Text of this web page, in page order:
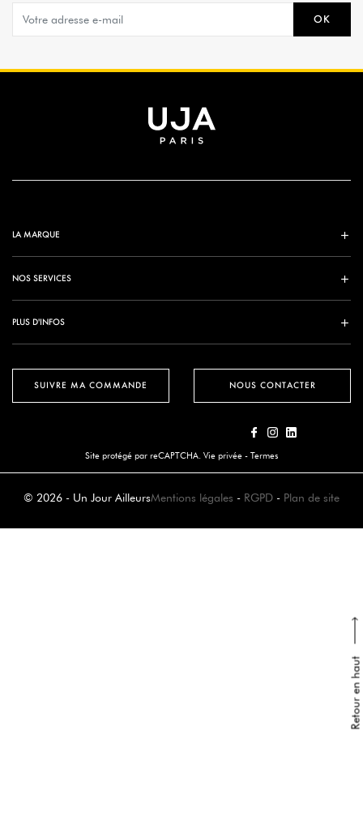
Retour en haut
OK
SUIVRE MA COMMANDE
LA MARQUE
NOS SERVICES
PLUS D'INFOS
NOUS CONTACTER
Site protégé par reCAPTCHA. Vie privée - Termes
© 2026 - Un Jour AilleursMentions légales - RGPD - Plan de site